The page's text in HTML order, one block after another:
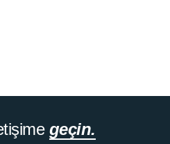
geçin.